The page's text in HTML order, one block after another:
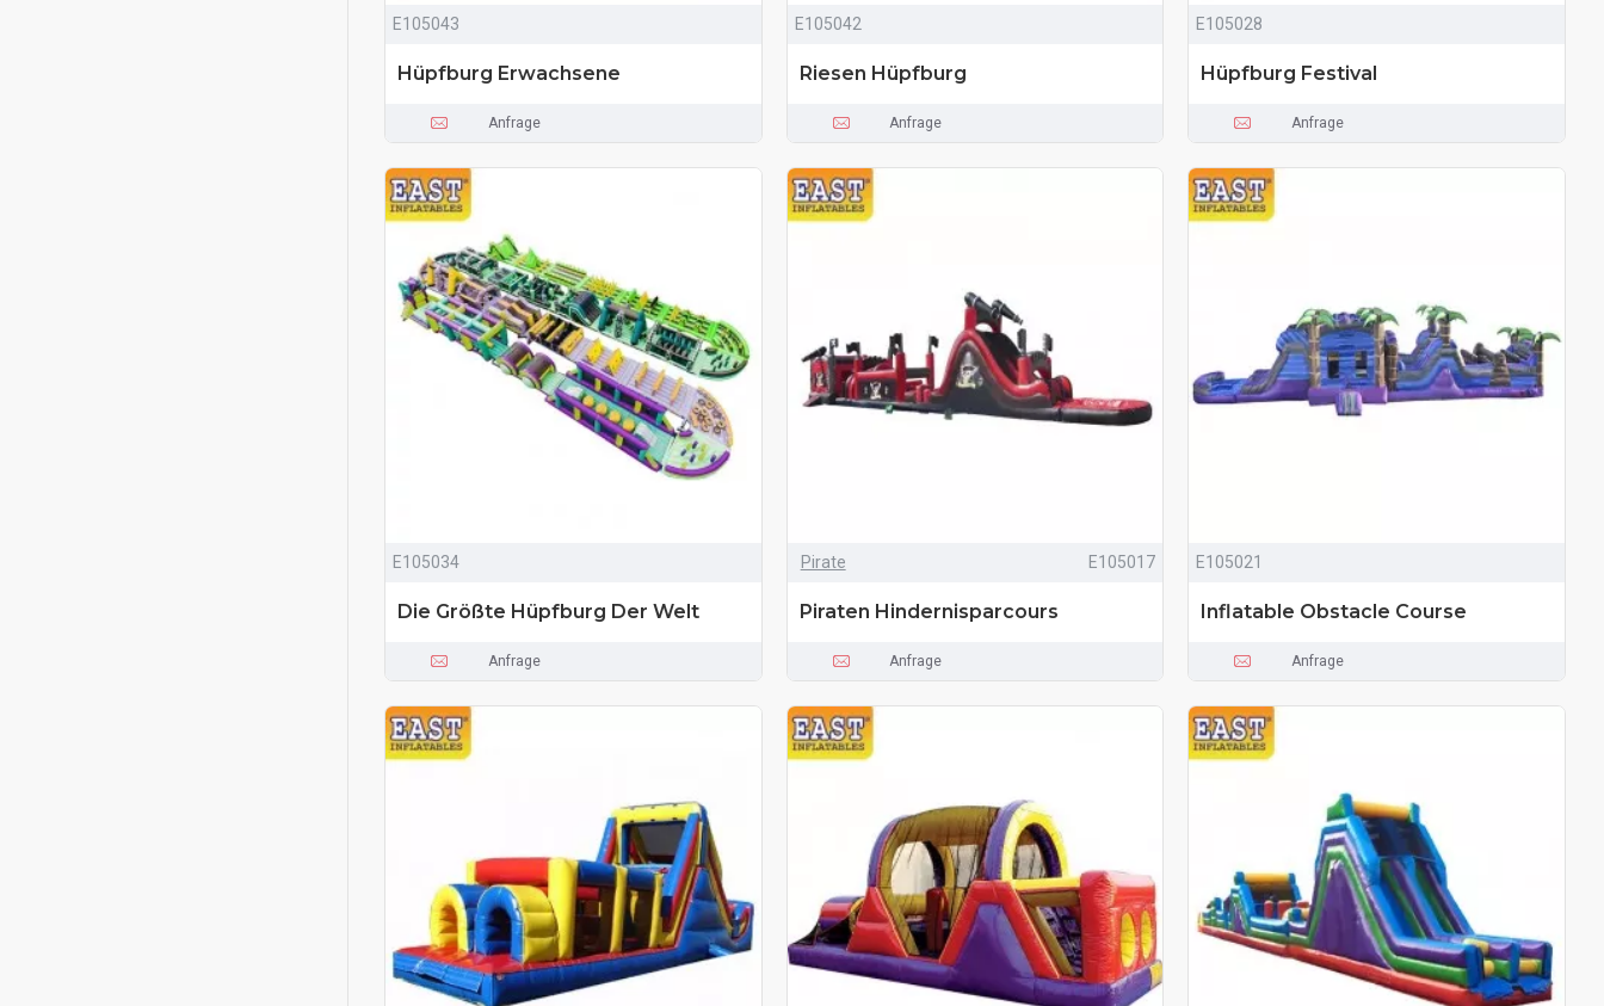
E105043
Hüpfburg Erwachsene
Anfrage
E105042
Riesen Hüpfburg
Anfrage
E105028
Hüpfburg Festival
Anfrage
E105034
Die Größte Hüpfburg Der Welt
Anfrage
Pirate E105017
Piraten Hindernisparcours
Anfrage
E105021
Inflatable Obstacle Course
Anfrage